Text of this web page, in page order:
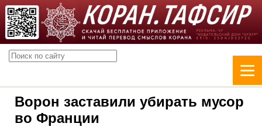
Ворон заставили убирать мусор
во Франции